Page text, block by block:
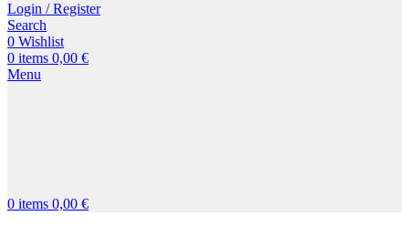
Login / Register
Search
0 Wishlist
0 items 0,00 €
Menu
0 items 0,00 €